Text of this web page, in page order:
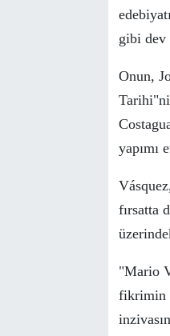
gibi dev
Onun,
Tarihi"ni
yapımı
Vásquez
fırsatta
ü
"Mario
fikrimin